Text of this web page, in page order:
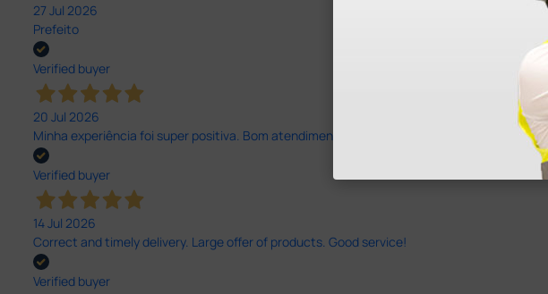
27 Jul 2026
Prefeito
Verified buyer
20 Jul 2026
Minha experiência foi super positiva. Bom atendimento e recebi dentro do prazo. Obrigada.
Verified buyer
14 Jul 2026
Correct and timely delivery. Large offer of products. Good service!
Verified buyer